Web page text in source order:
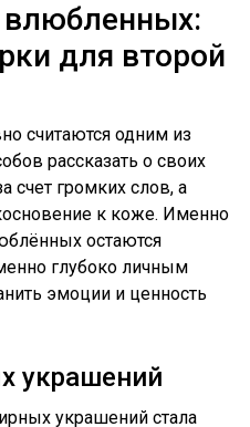
для второй
считаются одним из
рассказать о своих
счет громких слов, а
к коже. Именно
остаются
глубоко личным
эмоции и ценность
украшений
украшений стала